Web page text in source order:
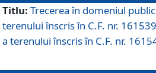
Titlu: Trecerea în domeniul
terenului înscris în C.F. nr.
a terenului înscris în C.F. nr.